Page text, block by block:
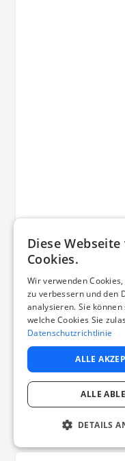
Telefon
Rufen Sie uns an.
+49 (0)261 960
+49 (0)261 960
Diese
Cookies.
Wir verwenden
zu verbessern und den
analysieren. Sie
welche Cookies Sie
Datenschutzrichtlinie
ALLE
ALLE
DETAILS